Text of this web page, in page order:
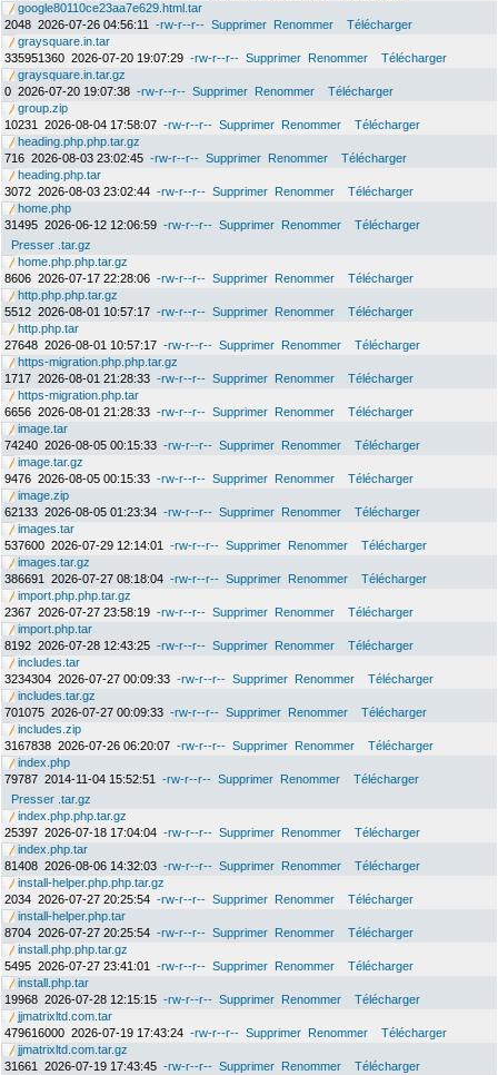
google80110ce23aa7e629.html.tar
2048 2026-07-26 04:56:11 -rw-r--r-- Supprimer Renommer
Télécharger
graysquare.in.tar
335951360 2026-07-20 19:07:29 -rw-r--r-- Supprimer Renommer
Télécharger
graysquare.in.tar.gz
0 2026-07-20 19:07:38 -rw-r--r-- Supprimer Renommer
Télécharger
group.zip
10231
2026-08-04 17:58:07 -rw-r--r-- Supprimer Renommer
Télécharger
heading.php.php.tar.gz
716 2026-08-03 23:02:45 -rw-r--r-- Supprimer Renommer
Télécharger
heading.php.tar
3072 2026-08-03 23:02:44 -rw-r--r-- Supprimer Renommer
Télécharger
home.php
31495 2026-06-12 12:06:59 -rw-r--r-- Supprimer Renommer
Télécharger
Presser .tar.gz
home.php.php.tar.gz
8606 2026-07-17 22:28:06 -rw-r--r-- Supprimer Renommer
Télécharger
http.php.php.tar.gz
5512 2026-08-01 10:57:17 -rw-r--r-- Supprimer Renommer
Télécharger
http.php.tar
27648 2026-08-01 10:57:17 -rw-r--r-- Supprimer Renommer
Télécharger
https-migration.php.php.tar.gz
1717 2026-08-01 21:28:33 -rw-r--r-- Supprimer Renommer
Télécharger
https-migration.php.tar
6656 2026-08-01 21:28:33 -rw-r--r-- Supprimer Renommer
Télécharger
image.tar
74240 2026-08-05 00:15:33 -rw-r--r-- Supprimer Renommer
Télécharger
image.tar.gz
9476 2026-08-05 00:15:33 -rw-r--r-- Supprimer Renommer
Télécharger
image.zip
62133 2026-08-05 01:23:34 -rw-r--r-- Supprimer Renommer
Télécharger
images.tar
537600 2026-07-29 12:14:01 -rw-r--r-- Supprimer Renommer
Télécharger
images.tar.gz
386691
2026-07-27 08:18:04 -rw-r--r-- Supprimer Renommer
Télécharger
import.php.php.tar.gz
2367 2026-07-27 23:58:19 -rw-r--r-- Supprimer Renommer
Télécharger
import.php.tar
8192 2026-07-28 12:43:25 -rw-r--r-- Supprimer Renommer
Télécharger
includes.tar
3234304 2026-07-27 00:09:33 -rw-r--r-- Supprimer Renommer
Télécharger
includes.tar.gz
701075 2026-07-27 00:09:33 -rw-r--r-- Supprimer Renommer
Télécharger
includes.zip
3167838 2026-07-26 06:20:07 -rw-r--r-- Supprimer Renommer
Télécharger
index.php
79787 2014-11-04 15:52:51 -rw-r--r-- Supprimer Renommer
Télécharger
Presser .tar.gz
index.php.php.tar.gz
25397 2026-07-18 17:04:04 -rw-r--r-- Supprimer Renommer
Télécharger
index.php.tar
81408 2026-08-06 14:32:03 -rw-r--r-- Supprimer Renommer
Télécharger
install-helper.php.php.tar.gz
2034 2026-07-27 20:25:54 -rw-r--r-- Supprimer Renommer
Télécharger
install-helper.php.tar
8704 2026-07-27 20:25:54 -rw-r--r-- Supprimer Renommer
Télécharger
install.php.php.tar.gz
5495 2026-07-27 23:41:01 -rw-r--r-- Supprimer Renommer
Télécharger
install.php.tar
19968 2026-07-28 12:15:15 -rw-r--r-- Supprimer Renommer
Télécharger
jjmatrixltd.com.tar
479616000 2026-07-19 17:43:24 -rw-r--r-- Supprimer Renommer
Télécharger
jjmatrixltd.com.tar.gz
31661
2026-07-19 17:43:45 -rw-r--r-- Supprimer Renommer
Télécharger